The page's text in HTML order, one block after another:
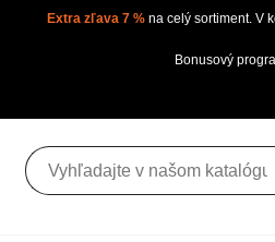
Extra zľava 7 % na celý sortiment. V
Bonusový
Toggle navigation